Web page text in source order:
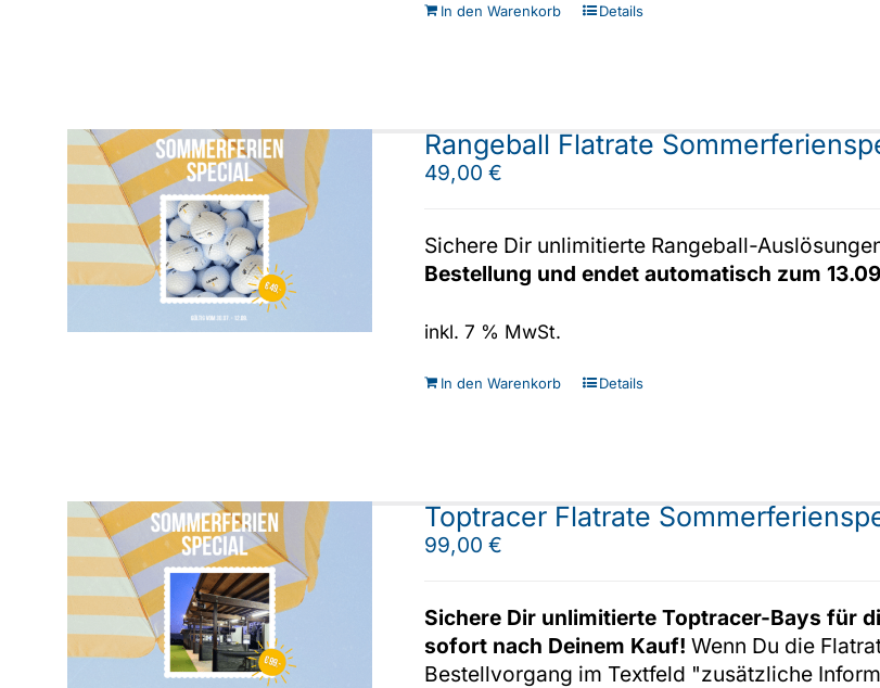
In den Warenkorb Details
Rangeball Flatrate
49,00€
Sichere Dir unlimitierte Rangeball-
Bestellung und endet automatisch zum
inkl. 7 % MwSt.
In den Warenkorb Details
Toptracer Flatrate
99,00€
Sichere Dir unlimitierte Toptracer-Bays für
sofort nach Deinem Kauf! Wenn Du die
Bestellvorgang im Textfeld "zusätzliche